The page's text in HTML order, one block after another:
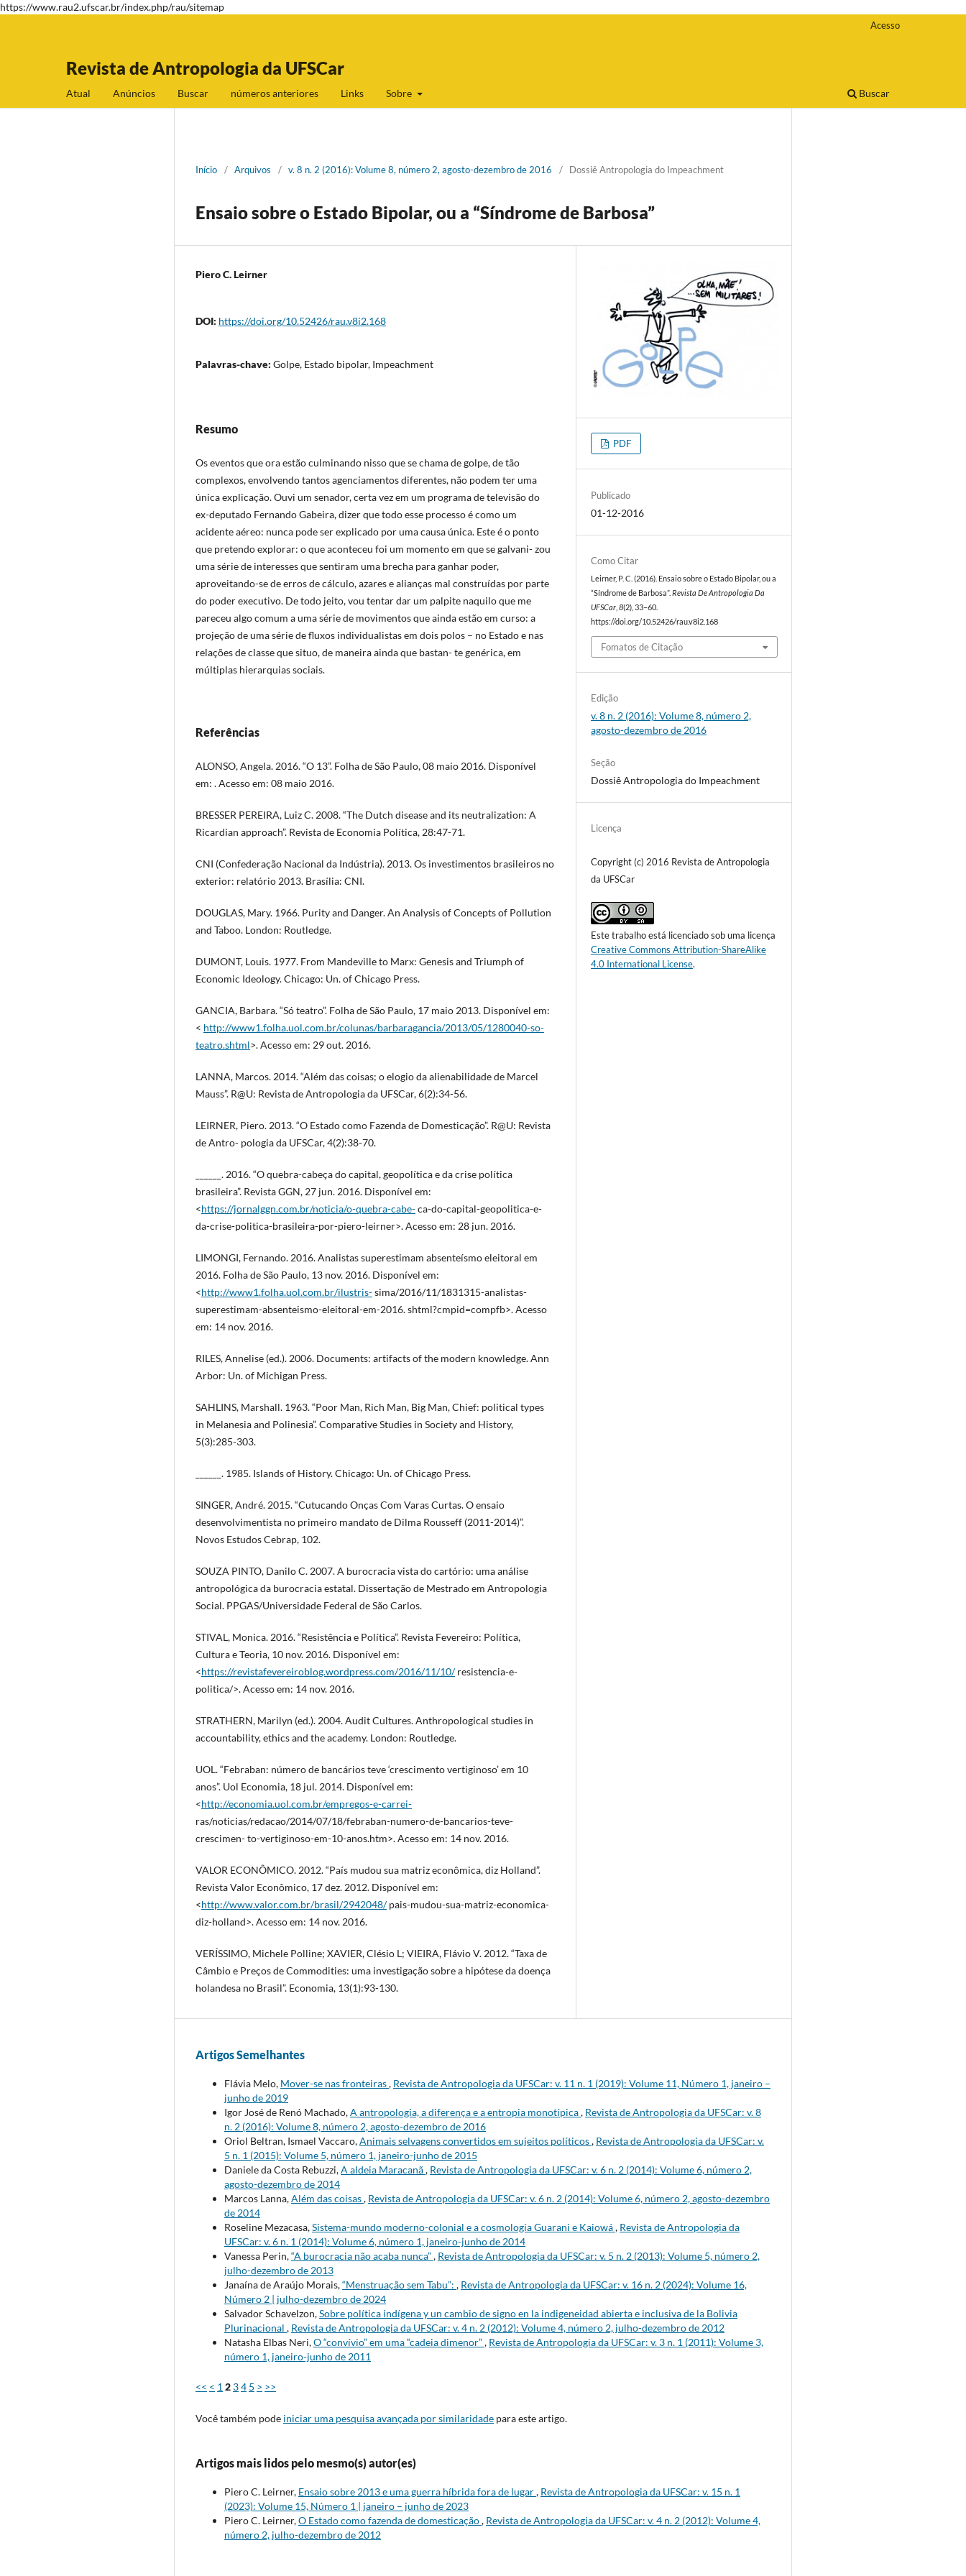
https://www.rau2.ufscar.br/index.php/rau/sitemap
Revista de Antropologia da UFSCar
Atual Anúncios Buscar números anteriores Links Sobre Buscar
Acesso
Início / Arquivos / v. 8 n. 2 (2016): Volume 8, número 2, agosto-dezembro de 2016 / Dossiê Antropologia do Impeachment
Ensaio sobre o Estado Bipolar, ou a “Síndrome de Barbosa”
Piero C. Leirner
DOI: https://doi.org/10.52426/rau.v8i2.168
Palavras-chave: Golpe, Estado bipolar, Impeachment
Resumo
Os eventos que ora estão culminando nisso que se chama de golpe, de tão
complexos, envolvendo tantos agenciamentos diferentes, não podem ter uma
única explicação. Ouvi um senador, certa vez em um programa de televisão do
ex-deputado Fernando Gabeira, dizer que todo esse processo é como um
acidente aéreo: nunca pode ser explicado por uma causa única. Este é o ponto
que pretendo explorar: o que aconteceu foi um momento em que se galvani- zou
uma série de interesses que sentiram uma brecha para ganhar poder,
aproveitando-se de erros de cálculo, azares e alianças mal construídas por parte
do poder executivo. De todo jeito, vou tentar dar um palpite naquilo que me
pareceu algo comum a uma série de movimentos que ainda estão em curso: a
projeção de uma série de fluxos individualistas em dois polos – no Estado e nas
relações de classe que situo, de maneira ainda que bastan- te genérica, em
múltiplas hierarquias sociais.
Referências
ALONSO, Angela. 2016. “O 13”. Folha de São Paulo, 08 maio 2016. Disponível
em: . Acesso em: 08 maio 2016.
BRESSER PEREIRA, Luiz C. 2008. “The Dutch disease and its neutralization: A
Ricardian approach”. Revista de Economia Política, 28:47-71.
CNI (Confederação Nacional da Indústria). 2013. Os investimentos brasileiros no
exterior: relatório 2013. Brasília: CNI.
DOUGLAS, Mary. 1966. Purity and Danger. An Analysis of Concepts of Pollution
and Taboo. London: Routledge.
DUMONT, Louis. 1977. From Mandeville to Marx: Genesis and Triumph of
Economic Ideology. Chicago: Un. of Chicago Press.
GANCIA, Barbara. “Só teatro”. Folha de São Paulo, 17 maio 2013. Disponível em:
< http://www1.folha.uol.com.br/colunas/barbaragancia/2013/05/1280040-so-
teatro.shtml>. Acesso em: 29 out. 2016.
LANNA, Marcos. 2014. “Além das coisas; o elogio da alienabilidade de Marcel
Mauss”. R@U: Revista de Antropologia da UFSCar, 6(2):34-56.
LEIRNER, Piero. 2013. “O Estado como Fazenda de Domesticação”. R@U: Revista
de Antro- pologia da UFSCar, 4(2):38-70.
______. 2016. “O quebra-cabeça do capital, geopolítica e da crise política
brasileira”. Revista GGN, 27 jun. 2016. Disponível em:
<https://jornalggn.com.br/noticia/o-quebra-cabe-ca-do-capital-geopolitica-e-
da-crise-politica-brasileira-por-piero-leirner>. Acesso em: 28 jun. 2016.
LIMONGI, Fernando. 2016. Analistas superestimam absenteísmo eleitoral em
2016. Folha de São Paulo, 13 nov. 2016. Disponível em:
<http://www1.folha.uol.com.br/ilustris-sima/2016/11/1831315-analistas-
superestimam-absenteismo-eleitoral-em-2016. shtml?cmpid=compfb>. Acesso
em: 14 nov. 2016.
RILES, Annelise (ed.). 2006. Documents: artifacts of the modern knowledge. Ann
Arbor: Un. of Michigan Press.
SAHLINS, Marshall. 1963. “Poor Man, Rich Man, Big Man, Chief: political types
in Melanesia and Polinesia”. Comparative Studies in Society and History,
5(3):285-303.
______. 1985. Islands of History. Chicago: Un. of Chicago Press.
SINGER, André. 2015. “Cutucando Onças Com Varas Curtas. O ensaio
desenvolvimentista no primeiro mandato de Dilma Rousseff (2011-2014)”.
Novos Estudos Cebrap, 102.
SOUZA PINTO, Danilo C. 2007. A burocracia vista do cartório: uma análise
antropológica da burocracia estatal. Dissertação de Mestrado em Antropologia
Social. PPGAS/Universidade Federal de São Carlos.
STIVAL, Monica. 2016. “Resistência e Política”. Revista Fevereiro: Política,
Cultura e Teoria, 10 nov. 2016. Disponível em:
<https://revistafevereiroblog.wordpress.com/2016/11/10/resistencia-e-
politica/>. Acesso em: 14 nov. 2016.
STRATHERN, Marilyn (ed.). 2004. Audit Cultures. Anthropological studies in
accountability, ethics and the academy. London: Routledge.
UOL. “Febraban: número de bancários teve ‘crescimento vertiginoso’ em 10
anos”. Uol Economia, 18 jul. 2014. Disponível em:
<http://economia.uol.com.br/empregos-e-carrei-
ras/noticias/redacao/2014/07/18/febraban-numero-de-bancarios-teve-
crescimen- to-vertiginoso-em-10-anos.htm>. Acesso em: 14 nov. 2016.
VALOR ECONÔMICO. 2012. “País mudou sua matriz econômica, diz Holland”.
Revista Valor Econômico, 17 dez. 2012. Disponível em:
<http://www.valor.com.br/brasil/2942048/pais-mudou-sua-matriz-economica-
diz-holland>. Acesso em: 14 nov. 2016.
VERÍSSIMO, Michele Polline; XAVIER, Clésio L; VIEIRA, Flávio V. 2012. “Taxa de
Câmbio e Preços de Commodities: uma investigação sobre a hipótese da doença
holandesa no Brasil”. Economia, 13(1):93-130.
PDF
Publicado
01-12-2016
Como Citar
Leirner, P. C. (2016). Ensaio sobre o Estado Bipolar, ou a
“Síndrome de Barbosa”.Revista De Antropologia Da
UFSCar ,8(2), 33–60.
https://doi.org/10.52426/rau.v8i2.168
Fomatos de Citação
Edição
v. 8 n. 2 (2016): Volume 8, número 2,
agosto-dezembro de 2016
Seção
Dossiê Antropologia do Impeachment
Licença
Copyright (c) 2016 Revista de Antropologia
da UFSCar
Este trabalho está licenciado sob uma licença
Creative Commons Attribution-ShareAlike
4.0 International License.
Artigos Semelhantes
Flávia Melo, Mover-se nas fronteiras, Revista de Antropologia da UFSCar: v. 11 n. 1 (2019): Volume 11, Número 1, janeiro –
junho de 2019
Igor José de Renó Machado,A antropologia, a diferença e a entropia monotípica, Revista de Antropologia da UFSCar: v. 8
n. 2 (2016): Volume 8, número 2, agosto-dezembro de 2016
Oriol Beltran, Ismael Vaccaro,Animais selvagens convertidos em sujeitos políticos, Revista de Antropologia da UFSCar: v.
5 n. 1 (2015): Volume 5, número 1, janeiro-junho de 2015
Daniele da Costa Rebuzzi,A aldeia Maracanã, Revista de Antropologia da UFSCar: v. 6 n. 2 (2014): Volume 6, número 2,
agosto-dezembro de 2014
Marcos Lanna,Além das coisas, Revista de Antropologia da UFSCar: v. 6 n. 2 (2014): Volume 6, número 2, agosto-dezembro
de 2014
Roseline Mezacasa,Sistema-mundo moderno-colonial e a cosmologia Guarani e Kaiowá, Revista de Antropologia da
UFSCar: v. 6 n. 1 (2014): Volume 6, número 1, janeiro-junho de 2014
Vanessa Perin,“A burocracia não acaba nunca”, Revista de Antropologia da UFSCar: v. 5 n. 2 (2013): Volume 5, número 2,
julho-dezembro de 2013
Janaína de Araújo Morais,“Menstruação sem Tabu”: , Revista de Antropologia da UFSCar: v. 16 n. 2 (2024): Volume 16,
Número 2 | julho-dezembro de 2024
Salvador Schavelzon,Sobre política indígena y un cambio de signo en la indigeneidad abierta e inclusiva de la Bolivia
Plurinacional , Revista de Antropologia da UFSCar: v. 4 n. 2 (2012): Volume 4, número 2, julho-dezembro de 2012
Natasha Elbas Neri,O “convívio” em uma “cadeia dimenor”, Revista de Antropologia da UFSCar: v. 3 n. 1 (2011): Volume 3,
número 1, janeiro-junho de 2011
<< < 1 2 34 5 > >>
Você também pode iniciar uma pesquisa avançada por similaridade para este artigo.
Artigos mais lidos pelo mesmo(s) autor(es)
Piero C. Leirner, Ensaio sobre 2013 e uma guerra híbrida fora de lugar, Revista de Antropologia da UFSCar: v. 15 n. 1
(2023): Volume 15, Número 1 | janeiro – junho de 2023
Piero C. Leirner,O Estado como fazenda de domesticação, Revista de Antropologia da UFSCar: v. 4 n. 2 (2012): Volume 4,
número 2, julho-dezembro de 2012